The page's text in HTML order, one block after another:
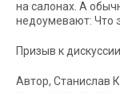
на салонах. А
недоумевают: Что
Призыв к дискуссии
Автор, Станислав